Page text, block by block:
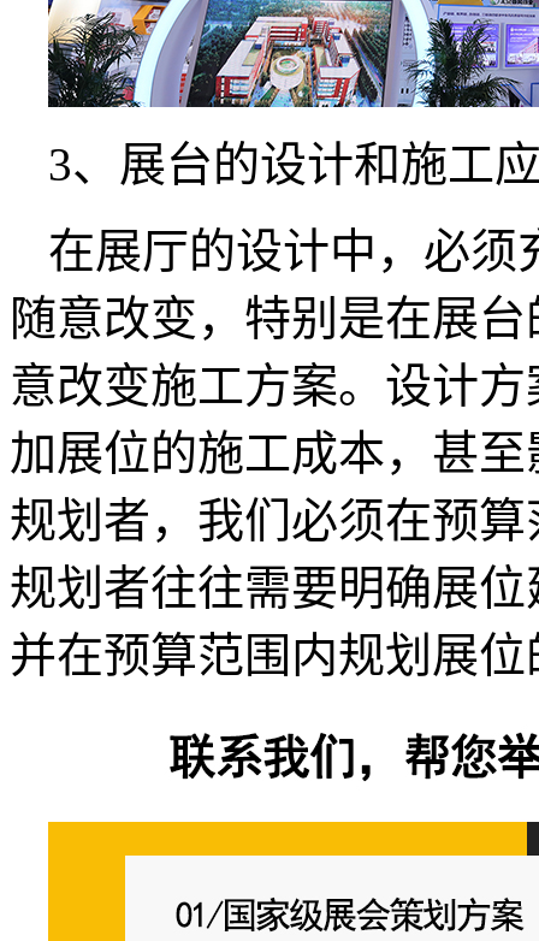
3、展台的设计和施工
在展厅的设计中，必须
随意改变，特别是在展
意改变施工方案。设计
加展位的施工成本，甚
规划者，我们必须在预
规划者往往需要明确展
并在预算范围内规划展